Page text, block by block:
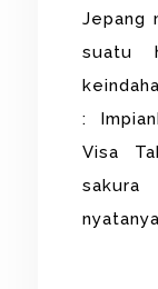
Jepang
suatu
:
Visa
sakura